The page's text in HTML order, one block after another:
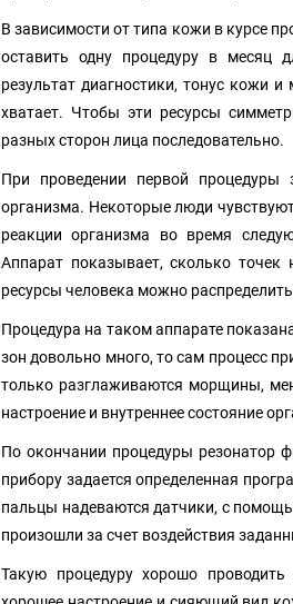
В зависимости от типа кожи в курсе
оставить одну процедуру в месяц
результат диагностики, тонус кожи
хватает. Чтобы эти ресурсы
разных сторон лица последовательно.
При проведении первой процедуры
организма. Некоторые люди
реакции организма во время
Аппарат показывает, сколько точек
ресурсы человека можно
Процедура на таком аппарате
зон довольно много, то сам процесс
только разглаживаются морщины,
настроение и внутреннее состояние
По окончании процедуры резонатор
прибору задается определенная
пальцы надеваются датчики, с
произошли за счет воздействия
Такую процедуру хорошо